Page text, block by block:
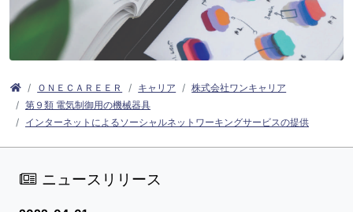
ＯＮＥＣＡＲＥＥＲ キャリア
株式会社ワンキャリア
第９類 電気制御用の機械器具
インターネットによるソーシャルネットワーキングサービスの提供
ニュースリリース